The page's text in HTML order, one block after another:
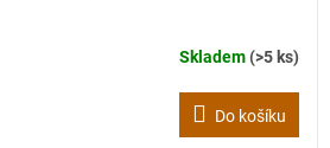
Skladem(>5 ks)
Do košíku